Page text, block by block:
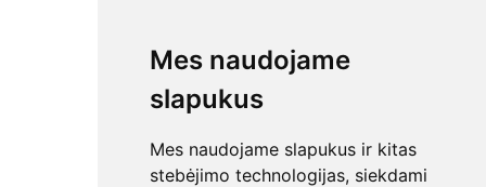
Mes naudojame
slapukus
Mes naudojame slapukus ir kitas
stebėjimo technologijas, siekdami